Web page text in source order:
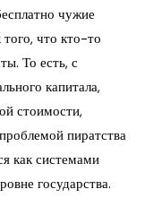
чужие
что кто-то
То есть, с
капитала,
стоимости,
пиратства
как системами
государства.